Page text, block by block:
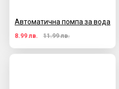
Автоматична помпа за вода
8.99 лв. 11.99 лв.